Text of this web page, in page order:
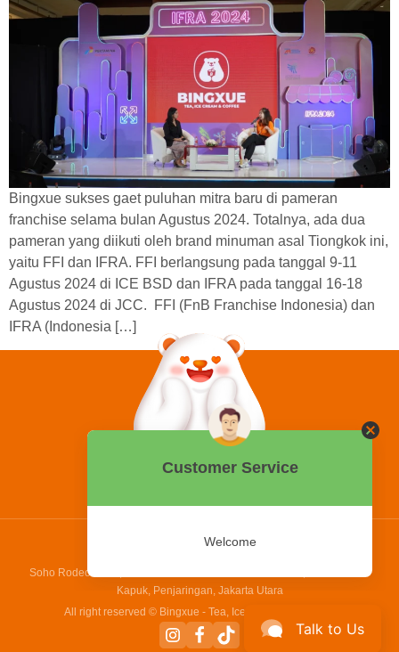
Bingxue sukses gaet puluhan mitra baru di pameran
franchise selama bulan Agustus 2024. Totalnya, ada dua
pameran yang diikuti oleh brand minuman asal Tiongkok ini,
yaitu FFI dan IFRA. FFI berlangsung pada tanggal 9-11
Agustus 2024 di ICE BSD dan IFRA pada tanggal 16-18
Agustus 2024 di JCC. FFI (FnB Franchise Indonesia) dan
IFRA (Indonesia […]
0858 2015 9999
Soho Rodeo Drive, No. 5 - 6 Jl. Laksamana Yos Sudarso, Pantai Indah
Kapuk, Penjaringan, Jakarta Utara
All right reserved © Bingxue - Tea, Ice cream and Coffee
Talk to Us